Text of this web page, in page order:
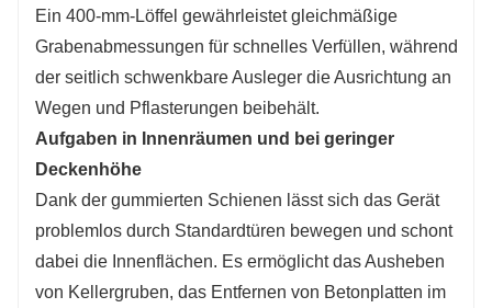
Ein 400-mm-Löffel gewährleistet gleichmäßige
Grabenabmessungen für schnelles Verfüllen, während
der seitlich schwenkbare Ausleger die Ausrichtung an
Wegen und Pflasterungen beibehält.
Aufgaben in Innenräumen und bei geringer
Deckenhöhe
Dank der gummierten Schienen lässt sich das Gerät
problemlos durch Standardtüren bewegen und schont
dabei die Innenflächen. Es ermöglicht das Ausheben
von Kellergruben, das Entfernen von Betonplatten im